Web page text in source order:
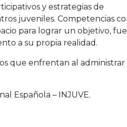
y estrategias de
juveniles. Competencias
para lograr un objetivo,
a su propia realidad.
que enfrentan al administrar
Española – INJUVE.